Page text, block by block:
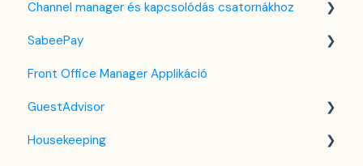
Több pénznem kezelése
Foglalások & Bevétel
F&B
Takarítás & Karbantartás
Adminisztráció
Foglalómotor (4.0)
Korábbi Foglalómotor
Channel manager és kapcsolódás csatornákhoz
Általános tudnivalók a channel manager-ről
Airbnb
Booking.com
Expedia
SabeePay
Beállítások
Fizetési módszerek
Virtuális kártya terhelés
Front Office Manager Applikáció
GuestAdvisor
Beállítások
Housekeeping